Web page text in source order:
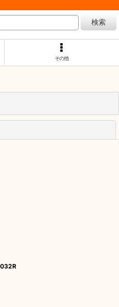
検索
その他